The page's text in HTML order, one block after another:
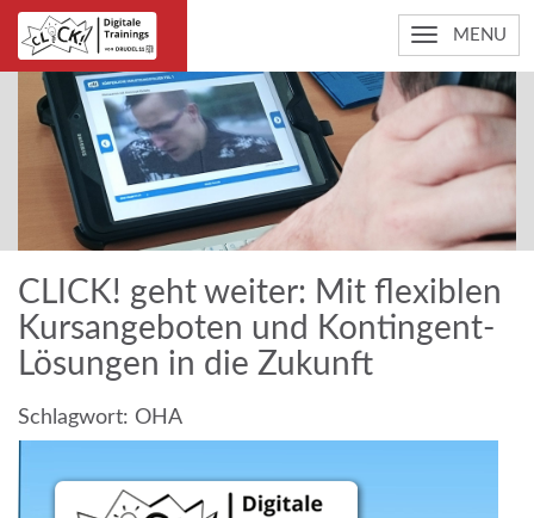
MENU
CLICK! geht weiter: Mit flexiblen
Kursangeboten und Kontingent-
Lösungen in die Zukunft
Schlagwort: OHA